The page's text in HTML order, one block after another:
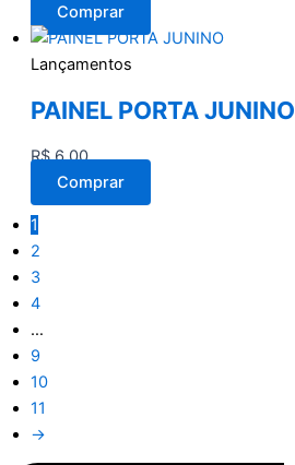
Comprar
Lançamentos
PAINEL PORTA JUNINO
R$6,00
Comprar
1
2
3
4
…
9
10
11
→